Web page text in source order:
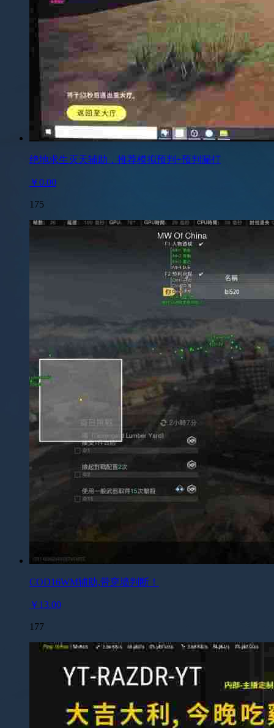
绝地求生灭天辅助，推荐模拟预判+预判漏打
￥0.00
175
COD16WM辅助,带穿墙判断！
￥13.00
177